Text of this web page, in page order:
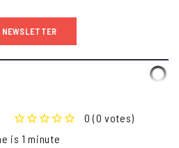
NEWSLETTER
0 (0 votes)
is 1 minute